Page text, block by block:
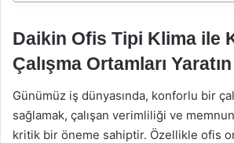
Daikin Ofis Tipi Klima ile
Çalışma Ortamları Yaratın
Günümüz iş dünyasında, konforlu bir
sağlamak, çalışan verimliliği ve
kritik bir öneme sahiptir. Özellikle ofis